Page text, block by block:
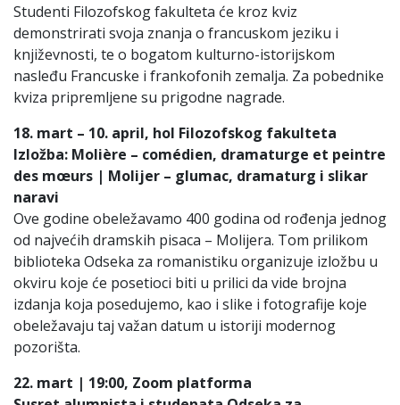
Studenti Filozofskog fakulteta će kroz kviz
demonstrirati svoja znanja o francuskom jeziku i
književnosti, te o bogatom kulturno-istorijskom
nasleđu Francuske i frankofonih zemalja. Za pobednike
kviza pripremljene su prigodne nagrade.
18. mart – 10. april, hol Filozofskog fakulteta
Izložba: Molière – comédien, dramaturge et peintre
des mœurs | Molijer – glumac, dramaturg i slikar
naravi
Ove godine obeležavamo 400 godina od rođenja jednog
od najvećih dramskih pisaca – Molijera. Tom prilikom
biblioteka Odseka za romanistiku organizuje izložbu u
okviru koje će posetioci biti u prilici da vide brojna
izdanja koja posedujemo, kao i slike i fotografije koje
obeležavaju taj važan datum u istoriji modernog
pozorišta.
22. mart | 19:00, Zoom platforma